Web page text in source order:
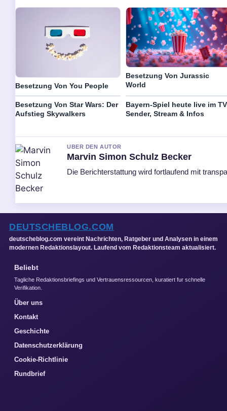
Besetzung Von You People
Besetzung Von Jurassic
World
Besetzung Von Star Wars: Der
Aufstieg Skywalkers
Bayern-Spiel heute live im
Sender, Stream & Infos
UBER DEN AUTOR
Marvin Simon Schulz Becker
Die Berichterstattung wird fortlaufend mit
DEUTSCHEBLOG.COM
deutscheblog.com vereint Nachrichten, Ratgeber und Analysen in einem
modernen Redaktionslayout. Laufend vom Redaktionsteam aktualisiert.
Beliebt
Tagliche Redaktionsbriefings und Vertrauensressourcen, kuratiert fur schnelle
Verifikation.
Über uns
Kontakt
Geschichte
Datenschutzerklärung
Cookie-Richtlinie
Rundbrief